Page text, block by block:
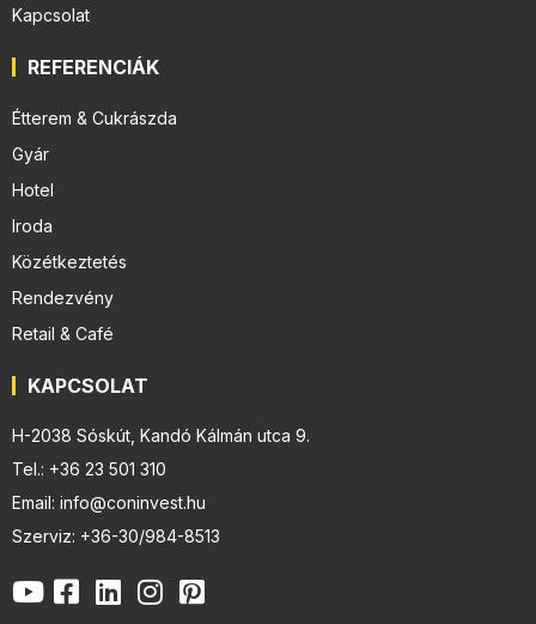
Kapcsolat
REFERENCIÁK
Étterem & Cukrászda
Gyár
Hotel
Iroda
Közétkeztetés
Rendezvény
Retail & Café
KAPCSOLAT
H-2038 Sóskút, Kandó Kálmán utca 9.
Tel.: +36 23 501 310
Email: info@coninvest.hu
Szerviz: +36-30/984-8513